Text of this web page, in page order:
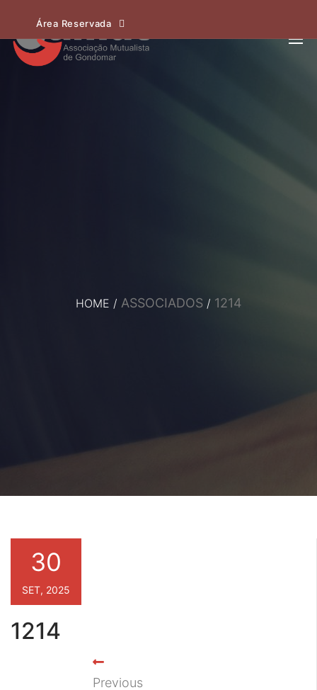
Área Reservada
HOME / ASSOCIADOS / 1214
1214
30
SET, 2025
Previous